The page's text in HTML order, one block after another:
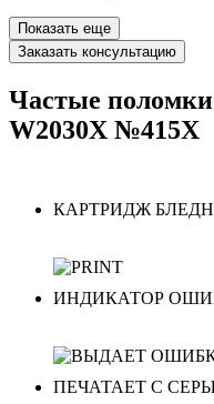
Показать еще
Заказать консультацию
Частые
W2030X №415X
КАРТРИДЖ
ИНДИКАТОР
ПЕЧАТАЕТ С